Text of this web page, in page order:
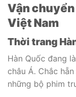
Vận
Việt Nam
Thời trang
Hàn Quốc đang
châu Á. Chắc
những bộ phim